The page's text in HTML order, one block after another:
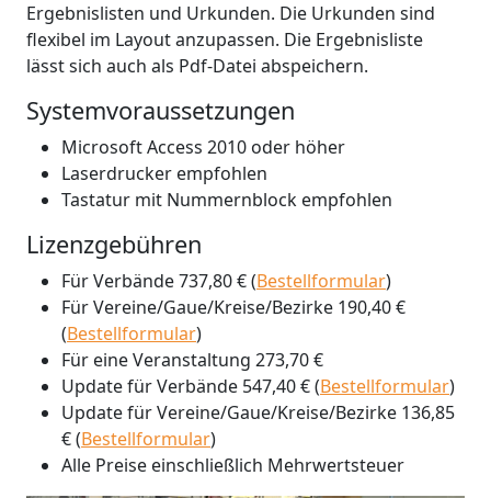
Ergebnislisten und Urkunden. Die Urkunden sind
flexibel im Layout anzupassen. Die Ergebnisliste
lässt sich auch als Pdf-Datei abspeichern.
Systemvoraussetzungen
Microsoft Access 2010 oder höher
Laserdrucker empfohlen
Tastatur mit Nummernblock empfohlen
Lizenzgebühren
Für Verbände 737,80 € (Bestellformular)
Für Vereine/Gaue/Kreise/Bezirke 190,40 €
(Bestellformular)
Für eine Veranstaltung 273,70 €
Update für Verbände 547,40 € (Bestellformular)
Update für Vereine/Gaue/Kreise/Bezirke 136,85
€ (Bestellformular)
Alle Preise einschließlich Mehrwertsteuer